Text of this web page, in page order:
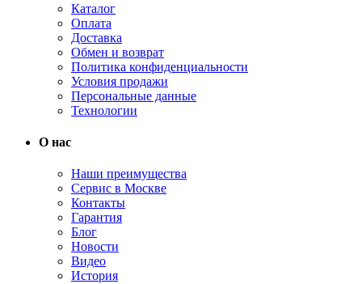
Каталог
Оплата
Доставка
Обмен и возврат
Политика конфиденциальности
Условия продажи
Персональные данные
Технологии
О нас
Наши преимущества
Сервис в Москве
Контакты
Гарантия
Блог
Новости
Видео
История